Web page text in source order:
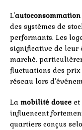
L’
des systèmes de
performants. Les
significative de leur
marché,
fluctuations des prix
réseau lors
La mobilité douce et
influencent
quartiers conçus